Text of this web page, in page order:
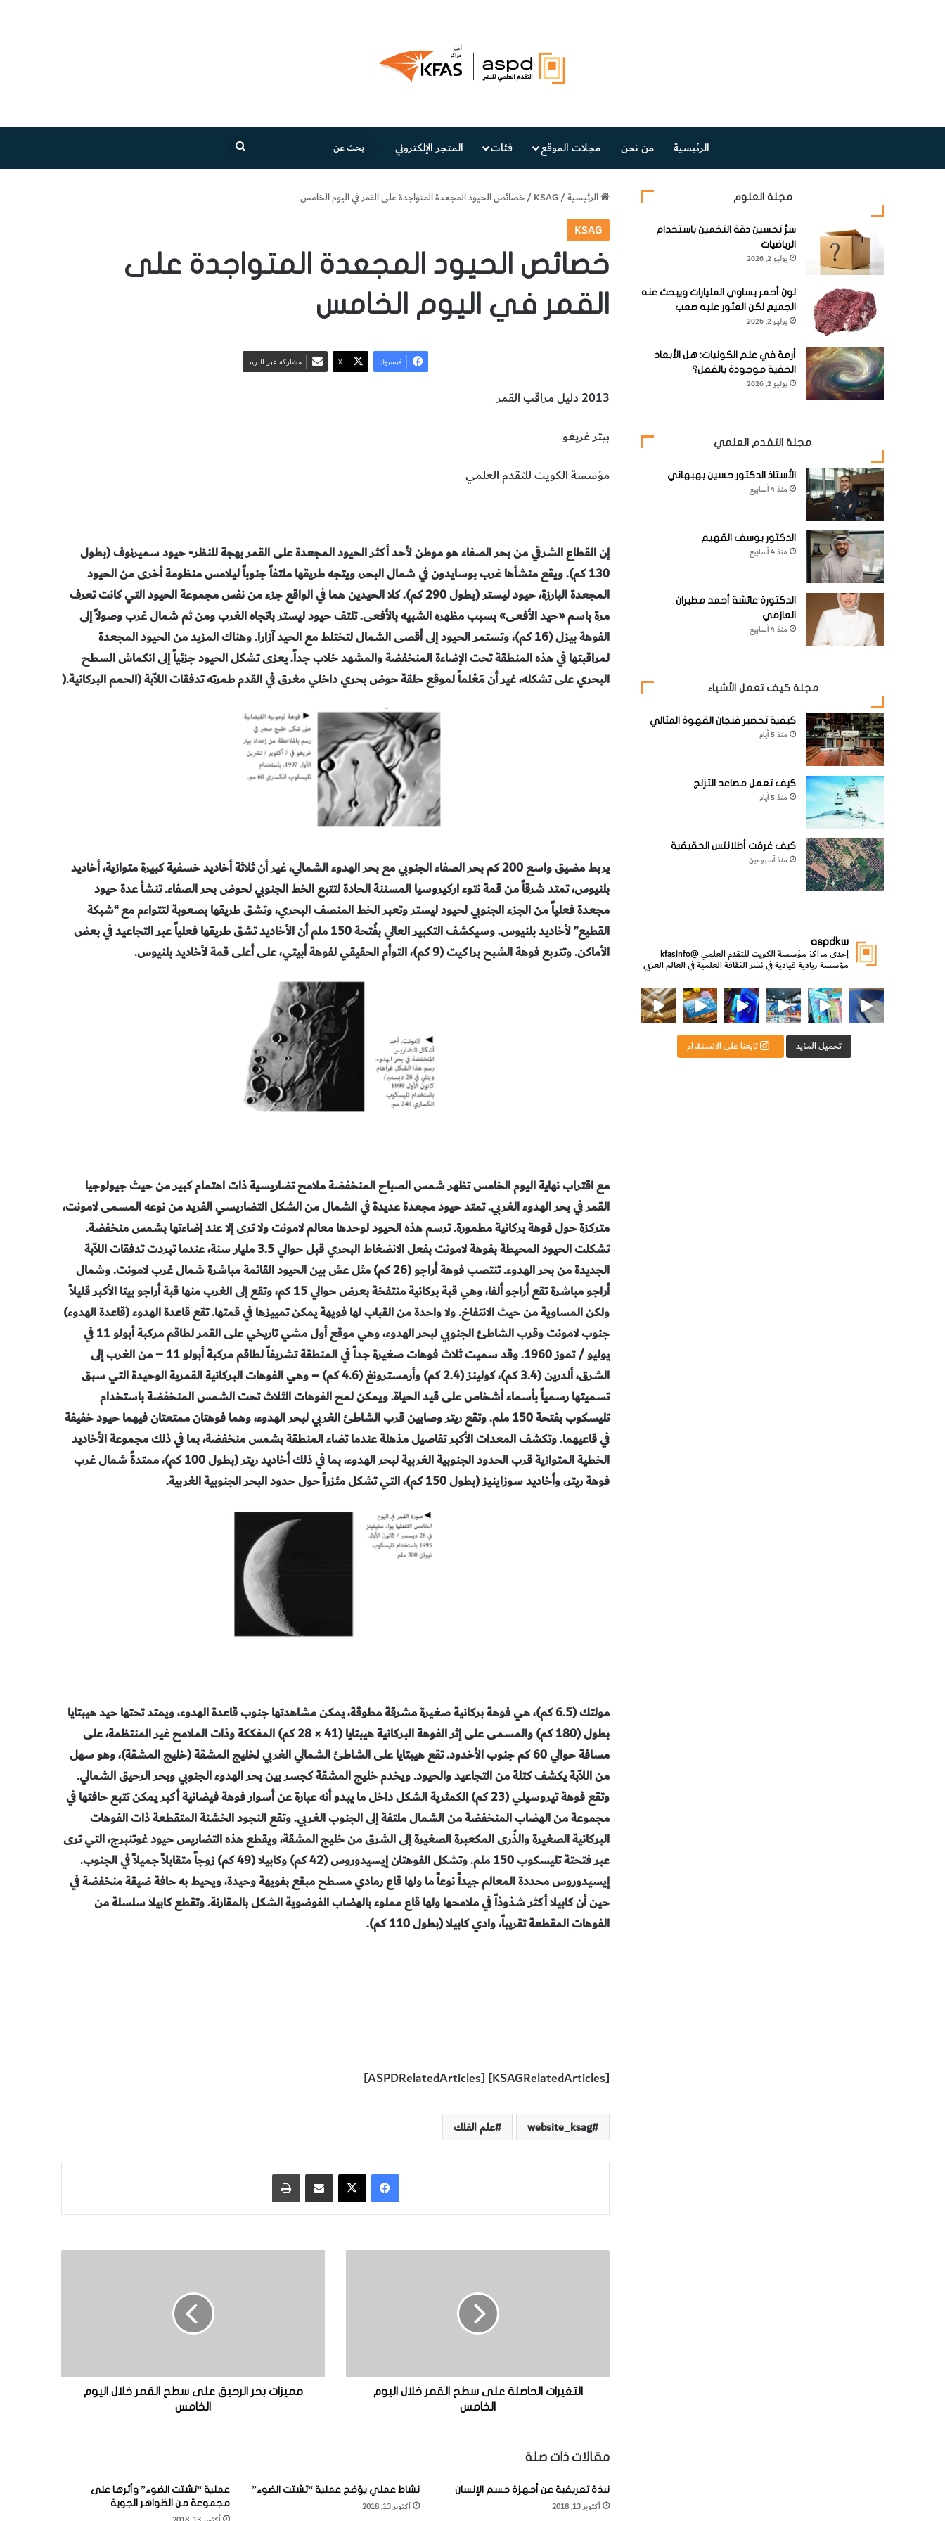
الرئيسية من نحن مجلات الموقع فئات المتجر الإلكتروني
عن
الرئيسية/
KSAG
/خصائص الحيود المجعدة المتواجدة على القمر في اليوم الخامس
KSAG
خصائص الحيود المجعدة المتواجدة على
القمر في اليوم الخامس
فيسبوك ‫X مشاركة عبر البريد
2013 دليل مراقب القمر
بيتر غريغو
مؤسسة الكويت للتقدم العلمي
إن القطاع الشرقي من بحر الصفاء هو موطن لأحد أكثر الحيود المجعدة على القمر بهجة للنظر- حيود سميرنوف (بطول
130 كم). ويقع منشأها غرب بوسايدون في شمال البحر، ويتجه طريقها ملتفاً جنوباً ليلامس منظومة أخرى من الحيود
المجعدة البارزة، حيود ليستر (بطول 290 كم). كلا الحيدين هما في الواقع جزء من نفس مجموعة الحيود التي كانت تعرف
مرة باسم «حيد الأفعى» بسبب مظهره الشبيه بالأفعى. تلتف حيود ليستر باتجاه الغرب ومن ثم شمال غرب وصولاً إلى
الفوهة بيزل (16 كم)، وتستمر الحيود إلى أقصى الشمال لتختلط مع الحيد آزارا. وهناك المزيد من الحيود المجعدة
لمراقبتها في هذه المنطقة تحت الإضاءة المنخفضة والمشهد خلاب جداً. يعزى تشكل الحيود جزئياً إلى انكماش السطح
البحري على تشكله، غير أن مَعْلماً لموقع حلقة حوض بحري داخلي مغرق في القدم طمرته تدفقات اللاّبة (الحمم البركانية).
يربط مضيق واسع 200 كم بحر الصفاء الجنوبي مع بحر الهدوء الشمالي، غير أن ثلاثة أخاديد خسفية كبيرة متوازية، أخاديد
بلنيوس، تمتد شرقاً من قمة نتوء اركيروسيا المسننة الحادة لتتبع الخط الجنوبي لحوض بحر الصفاء. تنشأ عدة حيود
مجعدة فعلياً من الجزء الجنوبي لحيود ليستر وتعبر الخط المنصف البحري، وتشق طريقها بصعوبة لتتواءم مع “شبكة
القطيع” لأخاديد بلنيوس. وسيكشف التكبير العالي بفُتحة 150 ملم أن الأخاديد تشق طريقها فعلياً عبر التجاعيد في بعض
الأماكن. وتتربع فوهة الشبح براكيت (9 كم)، التوأم الحقيقي لفوهة أبيتي، على أعلى قمة لأخاديد بلنيوس
.
مع اقتراب نهاية اليوم الخامس تظهر شمس الصباح المنخفضة ملامح تضاريسية ذات اهتمام كبير من حيث جيولوجيا
القمر في بحر الهدوء الغربي. تمتد حيود مجعدة عديدة في الشمال من الشكل التضاريسي الفريد من نوعه المسمى لامونت،
متركزة حول فوهة بركانية مطمورة. ترسم هذه الحيود لوحدها معالم لامونت ولا ترى إلا عند إضاءتها بشمس منخفضة.
تشكلت الحيود المحيطة بفوهة لامونت بفعل الانضغاط البحري قبل حوالي 3.5 مليار سنة، عندما تبردت تدفقات اللاّبة
الجديدة من بحر الهدوء. تنتصب فوهة أراجو (26 كم) مثل عش بين الحيود القائمة مباشرة شمال غرب لامونت. وشمال
أراجو مباشرة تقع أراجو ألفا، وهي قبة بركانية منتفخة بعرض حوالي 15 كم، وتقع إلى الغرب منها قبة أراجو بيتا الأكبر قليلاً
ولكن المساوية من حيث الانتفاخ. ولا واحدة من القباب لها فويهة يمكن تمييزها في قمتها. تقع قاعدة الهدوء (قاعدة الهدوء)
جنوب لامونت وقرب الشاطئ الجنوبي لبحر الهدوء، وهي موقع أول مشي تاريخي على القمر لطاقم مركبة أبولو 11 في
يوليو / تموز 1960. وقد سميت ثلاث فوهات صغيرة جداً في المنطقة تشريفاً لطاقم مركبة أبولو 11 – من الغرب إلى
الشرق، ألدرين (3.4 كم)، كولينز (2.4 كم) وأرمسترونغ (4.6 كم) – وهي الفوهات البركانية القمرية الوحيدة التي سبق
تسميتها رسمياً بأسماء أشخاص على قيد الحياة. ويمكن لمح الفوهات الثلاث تحت الشمس المنخفضة باستخدام
تليسكوب بفتحة 150 ملم. وتقع ريتر وصابين قرب الشاطئ الغربي لبحر الهدوء، وهما فوهتان ممتعتان فيهما حيود خفيفة
في قاعيهما. وتكشف المعدات الأكبر تفاصيل مذهلة عندما تضاء المنطقة بشمس منخفضة، بما في ذلك مجموعة الأخاديد
الخطية المتوازية قرب الحدود الجنوبية الغربية لبحر الهدوء، بما في ذلك أخاديد ريتر (بطول 100 كم)، ممتدةً شمال غرب
فوهة ريتر، وأخاديد سوزاينيز (بطول 150 كم)، التي تشكل مئزراً حول حدود البحر الجنوبية الغربية.
مولتك (6.5 كم)، هي فوهة بركانية صغيرة مشرقة مطوقة، يمكن مشاهدتها جنوب قاعدة الهدوء، ويمتد تحتها حيد هيبتايا
بطول (180 كم) والمسمى على إثر الفوهة البركانية هيبتايا (41 × 28 كم) المفككة وذات الملامح غير المنتظمة، على
مسافة حوالي 60 كم جنوب الأخدود. تقع هيبتايا على الشاطئ الشمالي الغربي لخليج المشقة (خليج المشقة)، وهو سهل
من اللاّبة يكشف كتلة من التجاعيد والحيود. ويخدم خليج المشقة كجسر بين بحر الهدوء الجنوبي وبحر الرحيق الشمالي.
وتقع فوهة تيروسيلي (23 كم) الكمثرية الشكل داخل ما يبدو أنه عبارة عن أسوار فوهة فيضانية أكبر يمكن تتبع حافتها في
مجموعة من الهضاب المنخفضة من الشمال ملتفة إلى الجنوب الغربي. وتقع النجود الخشنة المتقطعة ذات الفوهات
البركانية الصغيرة والذُرى المكعبرة الصغيرة إلى الشرق من خليج المشقة، ويقطع هذه التضاريس حيود غوتنبرج، التي ترى
عبر فتحتة تليسكوب 150 ملم. وتشكل الفوهتان إيسيدوروس (42 كم) وكابيلا (49 كم) زوجاً متقابلاً جميلاً في الجنوب.
إيسيدوروس محددة المعالم جيداً نوعاً ما ولها قاع رمادي مسطح مبقع بفويهة وحيدة، ويحيط به حافة ضيقة منخفضة في
حين أن كابيلا أكثر شذوذاً في ملامحها ولها قاع مملوء بالهضاب الفوضوية الشكل بالمقارنة. وتقطع كابيلا سلسلة من
الفوهات المقطعة تقريباً، وادي كابيلا (بطول 110 كم).
[KSAGRelatedArticles] [ASPDRelatedArticles]
website_ksag علم الفلك
فيسبوك ‫X مشاركة عبر البريد
ا
ة
ل
ى
التغيرات الحاصلة على سطح القمر خلال اليوم
الخامس
ر
ل
مميزات بحر الرحيق على سطح القمر خلال اليوم
الخامس
مقالات ذات صلة
نبذة تعريفية عن أجهزة جسم الإنسان
أكتوبر 13, 2018
نشاط عملي يوّضح عملية “تشتت الضوء”
أكتوبر 13, 2018
عملية “تشتت الضوء” وأثرها على
مجموعة من الظواهر الجوية
مجلة العلوم
سرُّ تحسين دقة التخمين باستخدام
الرياضيات
يوليو 2, 2026
لون أحمر يساوي المليارات ويبحث عنه
الجميع لكن العثور عليه صعب
يوليو 2, 2026
أزمة في علم الكونيات: هل الأبعاد
الخفية موجودة بالفعل؟
يوليو 2, 2026
مجلة التقدم العلمي
الأستاذ الدكتور حسين بهبهاني
منذ 4 أسابيع
الدكتور يوسف القهيم
منذ 4 أسابيع
الدكتورة عائشة أحمد مطيران
العازمي
منذ 4 أسابيع
مجلة كيف تعمل الأشياء
كيفية تحضير فنجان القهوة المثالي
منذ 5 أيام
كيف تعمل مصاعد التزلج
منذ 5 أيام
كيف غرقت أطلانتس الحقيقية
منذ أسبوعين
aspdkw
إحدى مراكز مؤسسة الكويت للتقدم العلمي@kfasinfo
مؤسسة ريادية قيادية في نشر الثقافة العلمية في العالم العربي
ووزير الدولة لشؤون الش
من الأعماق نكتشف ومن الكتب نتعلّم⁨ رجعنا! ما كنّا بعيد! مجهزين لكم كل جديد!⁩
تحميل المزيد تابعنا على الانستقرام